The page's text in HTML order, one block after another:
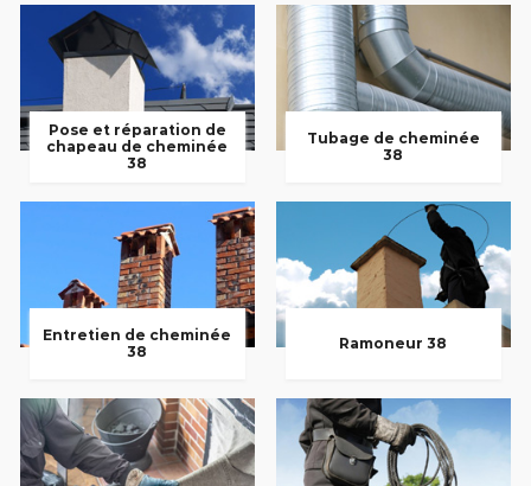
Pose et réparation de
chapeau de cheminée
38
Tubage de cheminée
38
Entretien de cheminée
38
Ramoneur 38